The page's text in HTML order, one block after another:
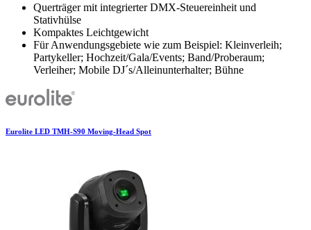
Querträger mit integrierter DMX-Steuereinheit und
Stativhülse
Kompaktes Leichtgewicht
Für Anwendungsgebiete wie zum Beispiel: Kleinverleih;
Partykeller; Hochzeit/Gala/Events; Band/Proberaum;
Verleiher; Mobile DJ´s/Alleinunterhalter; Bühne
Eurolite LED TMH-S90 Moving-Head Spot